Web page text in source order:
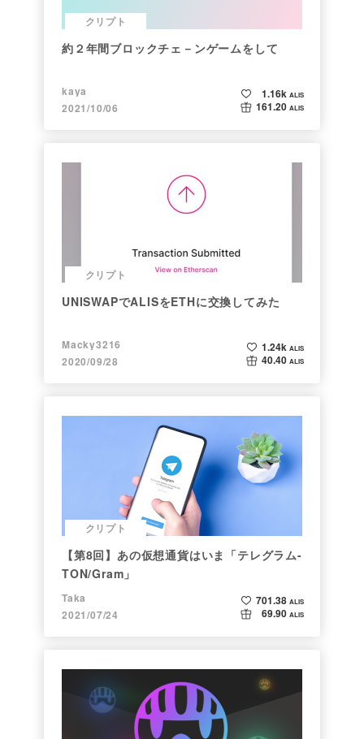
クリプト
約２年間ブロックチェ－ンゲームをして
kaya
2021/10/06
1.16k ALIS
161.20 ALIS
クリプト
UNISWAPでALISをETHに交換してみた
Macky3216
2020/09/28
1.24k ALIS
40.40 ALIS
クリプト
【第8回】あの仮想通貨はいま「テレグラム-
TON/Gram」
Taka
2021/07/24
701.38 ALIS
69.90 ALIS